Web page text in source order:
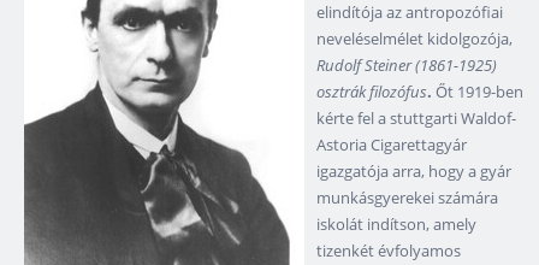
elindítója az antropozófiai
neveléselmélet kidolgozója,
Rudolf Steiner (1861-1925)
osztrák filozófus. Őt 1919-ben
kérte fel a stuttgarti Waldof-
Astoria Cigarettagyár
igazgatója arra, hogy a gyár
munkásgyerekei számára
iskolát indítson, amely
tizenkét évfolyamos